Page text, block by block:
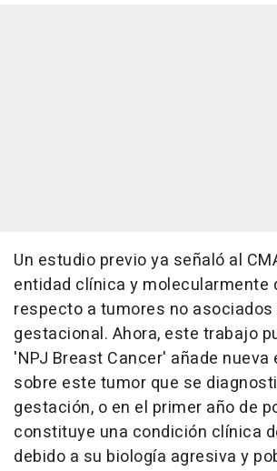
Un estudio previo ya señaló al
entidad clínica y molecularmente
respecto a tumores no
gestacional. Ahora, este trabajo
'NPJ Breast Cancer' añade nueva
sobre este tumor que se
gestación, o en el primer año de
constituye una condición clínica
debido a su biología agresiva y